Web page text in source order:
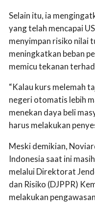
Selain itu, ia
yang telah mencapai
menyimpan risiko nilai
meningkatkan beban
memicu tekanan
“Kalau kurs melemah
negeri otomatis lebih
menekan daya beli
harus melakukan
Meski demikian,
Indonesia saat ini
melalui Direktorat
dan Risiko (DJPPR)
melakukan